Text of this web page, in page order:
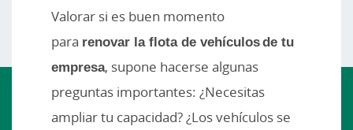
Valorar si es buen momento
para renovar la flota de vehículos de tu
empresa, supone hacerse algunas
preguntas importantes: ¿Necesitas
ampliar tu capacidad? ¿Los vehículos se